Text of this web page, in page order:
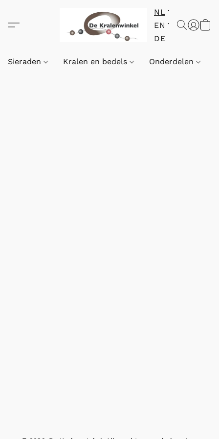
NL
EN
DE
Sieraden Kralen en bedels Onderdelen